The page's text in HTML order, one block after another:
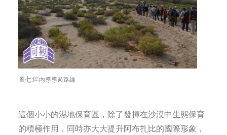
圖七: 區內導導遊路線
這個小小的濕地保育區，除了發揮在沙漠中生態保育
的積極作用，同時亦大大提升阿布扎比的國際形象，